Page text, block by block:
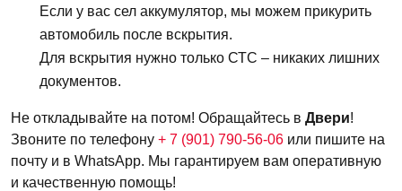
Если у вас сел аккумулятор, мы можем прикурить
автомобиль после вскрытия.
Для вскрытия нужно только СТС – никаких лишних
документов.
Не откладывайте на потом! Обращайтесь в Двери!
Звоните по телефону + 7 (901) 790-56-06 или пишите на
почту и в WhatsApp. Мы гарантируем вам оперативную
и качественную помощь!